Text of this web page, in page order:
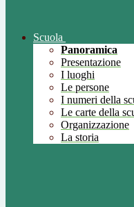
Scuola
Panoramica
Presentazione
I luoghi
Le persone
I numeri della
Le carte della
Organizzazione
La storia